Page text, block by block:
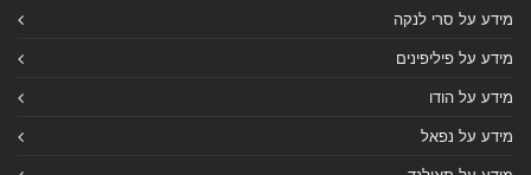
מידע על סרי לנקה
מידע על פיליפינים
מידע על הודו
מידע על נפאל